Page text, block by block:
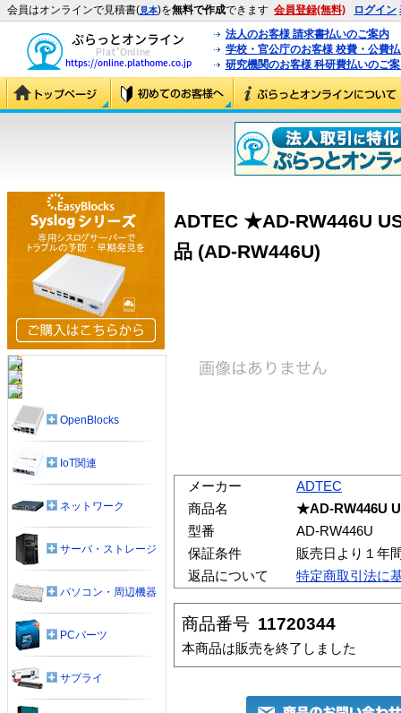
会員はオンラインで見積書(見本)を無料で作成できます 会員登録(無料) ログイン
法人のお客様 請求書払いのご案内
学校・官公庁のお客様 校費・公費
研究機関のお客様 科研費払いのご
ADTEC ★AD-RW446U
品 (AD-RW446U)
メーカー
ADTEC
商品名
★AD-RW446U
型番
AD-RW446U
保証条件
販売日より１年
返品について
特定商取引法に
商品番号 11720344
本商品は販売を終了しました
OpenBlocks
IoT関連
ネットワーク
サーバ・ストレージ
パソコン・周辺機器
PCパーツ
サプライ